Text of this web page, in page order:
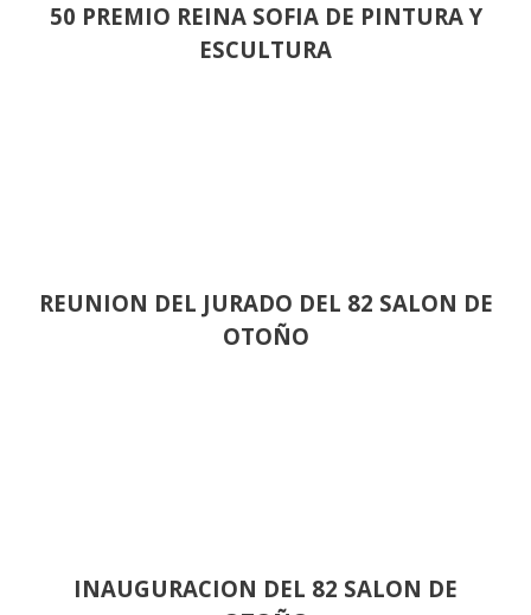
50 PREMIO REINA SOFIA DE PINTURA Y
ESCULTURA
REUNION DEL JURADO DEL 82 SALON DE
OTOÑO
INAUGURACION DEL 82 SALON DE